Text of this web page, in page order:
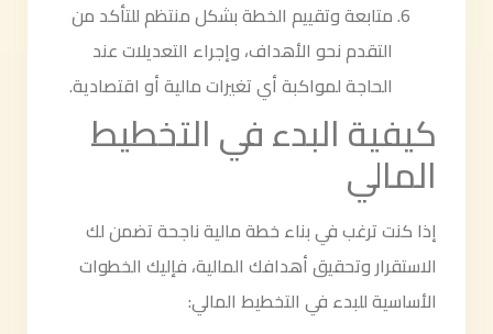
متابعة وتقييم الخطة بشكل منتظم للتأكد من
التقدم نحو الأهداف، وإجراء التعديلات عند
الحاجة لمواكبة أي تغيرات مالية أو اقتصادية.
كيفية البدء في التخطيط
المالي
إذا كنت ترغب في بناء خطة مالية ناجحة تضمن لك
الاستقرار وتحقيق أهدافك المالية، فإليك الخطوات
الأساسية للبدء في التخطيط المالي: